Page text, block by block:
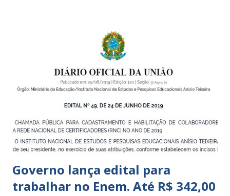
crianças de zero a 3 anos e 11 meses; – EMEIs - Escolas
Municipais de Educação Infantil, que atendem crianças de 4
a 5 anos e 11 meses; – CEMEI - Centro Municipal de
Educação Infantil, que recebe crianças de zero a 5 anos e 11
Indígena, e trabalham com cri...
Governo lança edital para
trabalhar no Enem. Até R$ 342,00